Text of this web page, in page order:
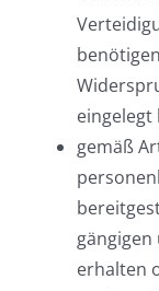
eingelegt
gemäß
erhalten